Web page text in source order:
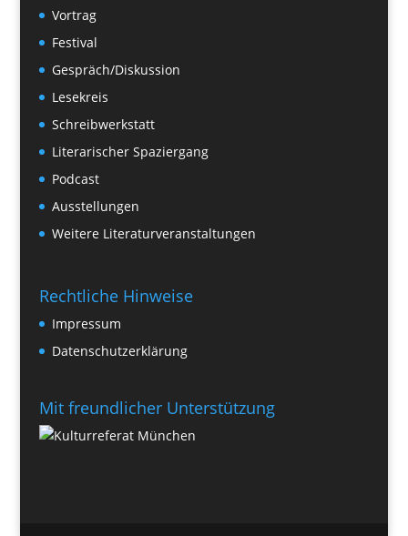
Vortrag
Festival
Gespräch/Diskussion
Lesekreis
Schreibwerkstatt
Literarischer Spaziergang
Podcast
Ausstellungen
Weitere Literaturveranstaltungen
Rechtliche Hinweise
Impressum
Datenschutzerklärung
Mit freundlicher Unterstützung